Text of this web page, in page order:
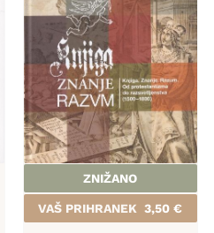
ZNIŽANO
VAŠ PRIHRANEK3,50€